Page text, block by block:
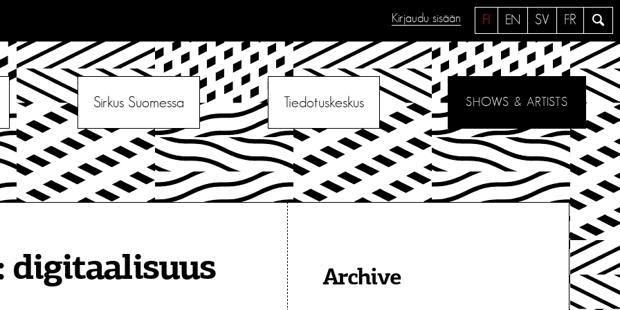
a
e
FI EN SV FR
Kirjaudu sisään
Sirkus Suomessa Tiedotuskeskus SHOWS & ARTISTS
digitaalisuus Archive